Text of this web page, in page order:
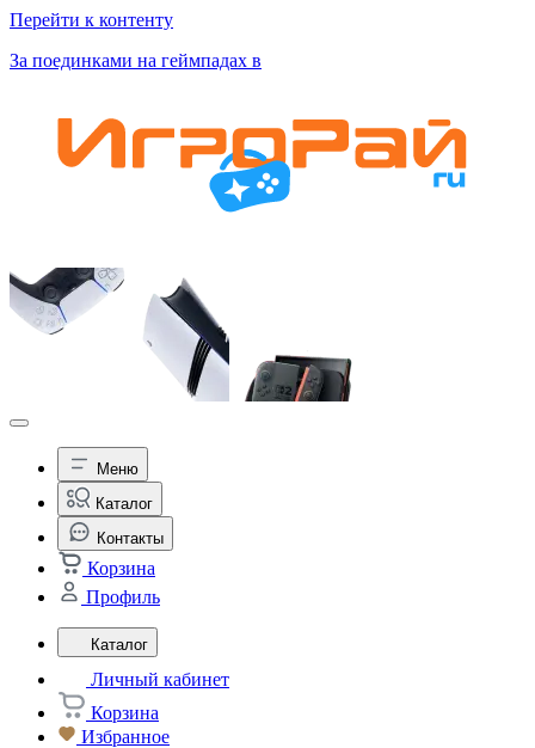
Перейти к контенту
За поединками на геймпадах в
Меню
Каталог
Контакты
Корзина
Профиль
Каталог
Личный кабинет
Корзина
Избранное